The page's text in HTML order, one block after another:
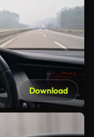
Download